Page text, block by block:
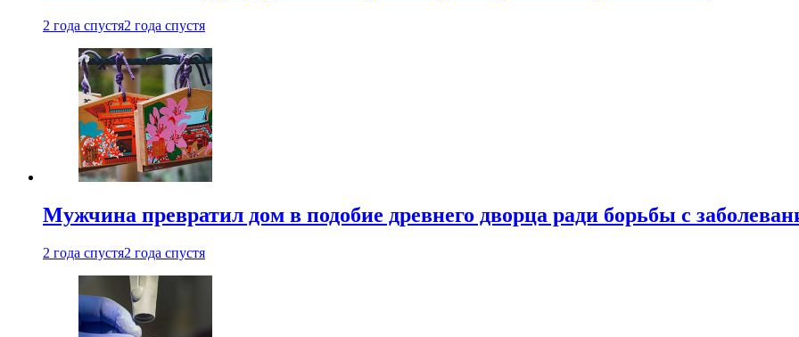
2 года спустя2 года спустя
Мужчина превратил дом в подобие древнего дворца ради борьбы с
2 года спустя2 года спустя